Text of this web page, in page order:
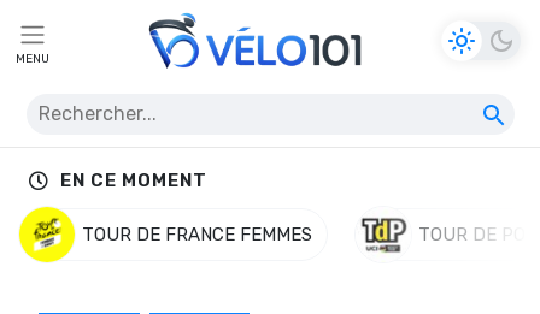
MENU
EN CE MOMENT
TOUR DE FRANCE FEMMES TOUR DE